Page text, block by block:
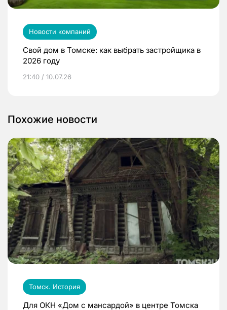
Новости компаний
Свой дом в Томске: как выбрать застройщика в
2026 году
21:40 / 10.07.26
Похожие новости
Томск. История
Для ОКН «Дом с мансардой» в центре Томска